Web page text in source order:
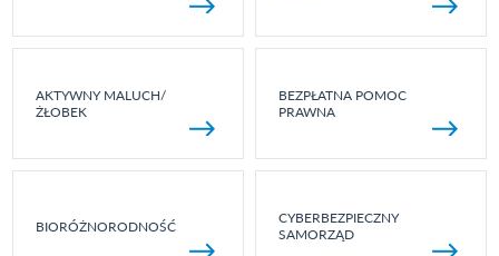
AKTYWNY MALUCH/
ŻŁOBEK
BEZPŁATNA POMOC
PRAWNA
BIORÓŻNORODNOŚĆ
CYBERBEZPIECZNY
SAMORZĄD